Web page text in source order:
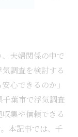
夫婦関係の中で
調査を検討する
心できるのか」
葉市で浮気調査
集や信頼できる
本記事では、千